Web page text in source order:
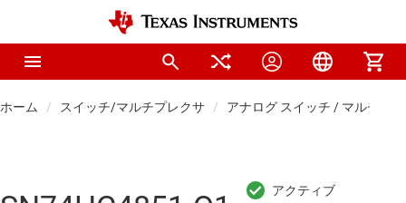
ホーム スイッチ/マルチプレクサ アナログ スイッチ / マルチプ